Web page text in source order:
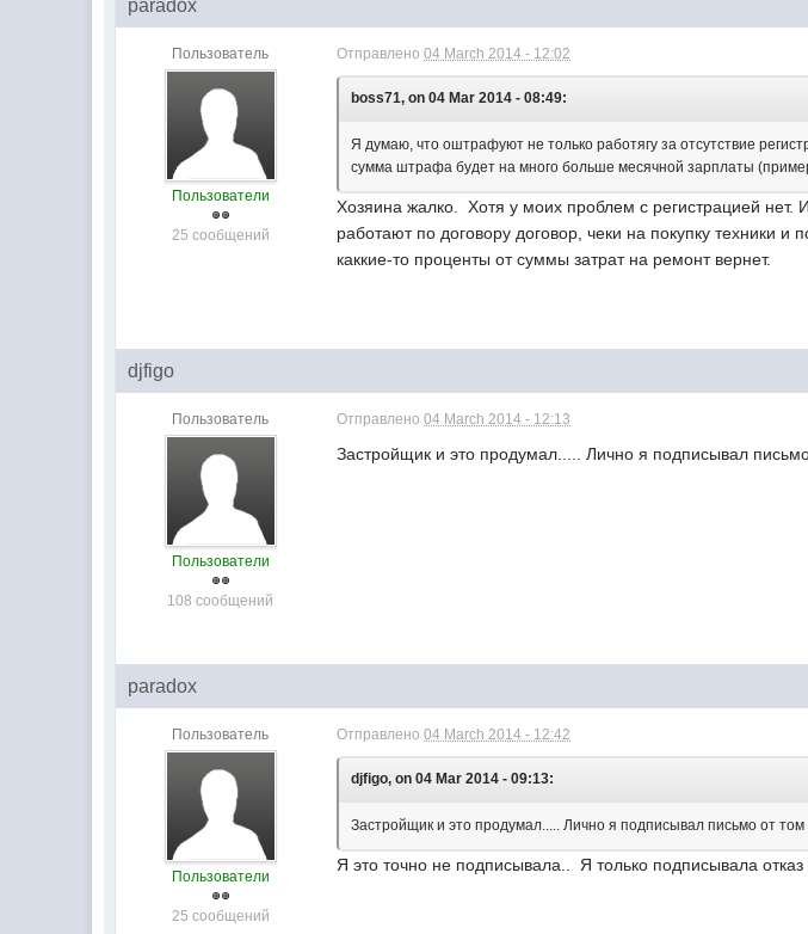
paradox
Пользователь
Пользователи
25 сообщений
Отправлено04 March 2014 - 12:02
boss71, on 04 Mar 2014 - 08:49:
Я думаю, что оштрафуют не только работягу за отсутствие
сумма штрафа будет на много больше месячной зарплаты
Хозяина жалко. Хотя у моих проблем с регистрацией
работают по договору договор, чеки на покупку техники
каккие-то проценты от суммы затрат на ремонт вернет.
djfigo
Пользователь
Пользователи
108 сообщений
Отправлено04 March 2014 - 12:13
Застройщик и это продумал..... Лично я подписывал
paradox
Пользователь
Пользователи
25 сообщений
Отправлено04 March 2014 - 12:42
djfigo, on 04 Mar 2014 - 09:13:
Застройщик и это продумал..... Лично я подписывал письмо от
Я это точно не подписывала.. Я только подписывала отказ